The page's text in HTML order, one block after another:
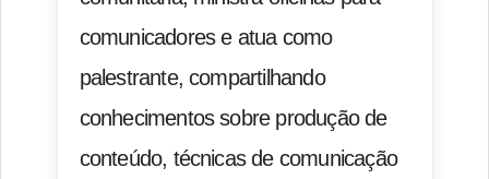
comunicadores e atua como
palestrante, compartilhando
conhecimentos sobre produção de
conteúdo, técnicas de comunicação